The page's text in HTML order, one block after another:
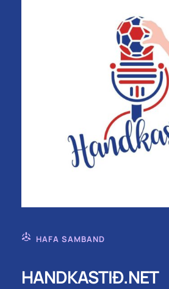
HAFA SAMBAND
HANDKASTIÐ.NET